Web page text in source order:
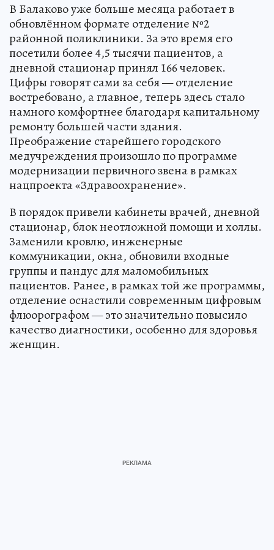
В Балаково уже больше месяца работает в
обновлённом формате отделение №2
районной поликлиники. За это время его
посетили более 4,5 тысячи пациентов, а
дневной стационар принял 166 человек.
Цифры говорят сами за себя — отделение
востребовано, а главное, теперь здесь стало
намного комфортнее благодаря капитальному
ремонту большей части здания.
Преображение старейшего городского
медучреждения произошло по программе
модернизации первичного звена в рамках
нацпроекта «Здравоохранение».
В порядок привели кабинеты врачей, дневной
стационар, блок неотложной помощи и холлы.
Заменили кровлю, инженерные
коммуникации, окна, обновили входные
группы и пандус для маломобильных
пациентов. Ранее, в рамках той же программы,
отделение оснастили современным цифровым
флюорографом — это значительно повысило
качество диагностики, особенно для здоровья
женщин.